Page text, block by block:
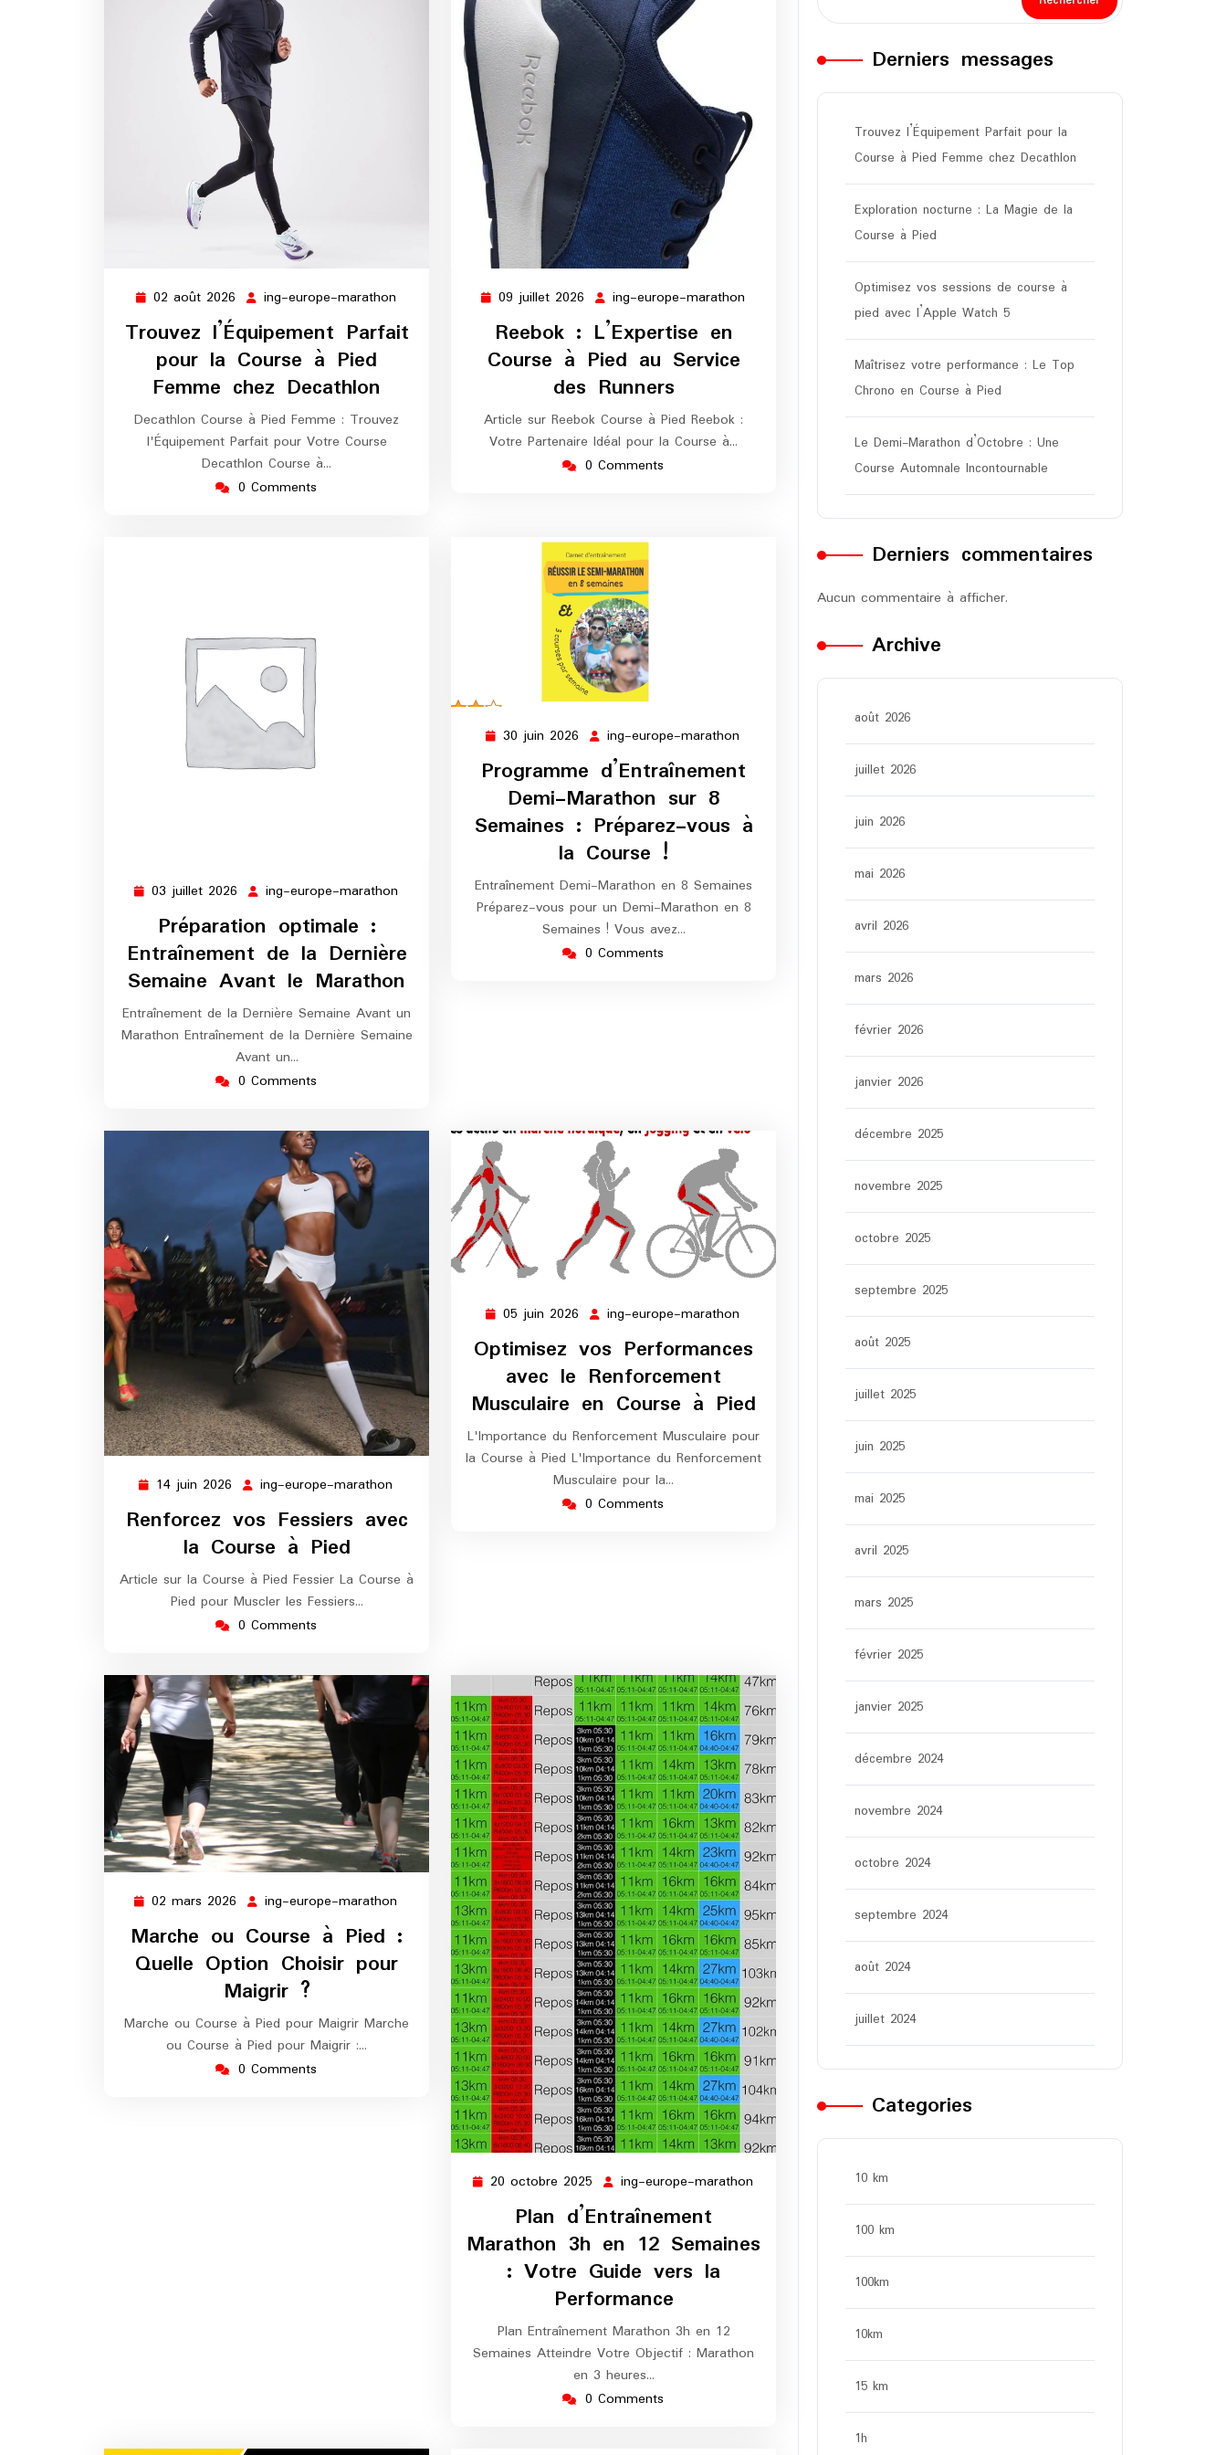
02 août 2026 02
août
2026
ing-europe-marathon
europe-
marathon
Trouvez l’Équipement Parfait
pour la Course à Pied
Femme chez Decathlon
Decathlon Course à Pied Femme : Trouvez
l'Équipement Parfait pour Votre Course
Decathlon Course à…
0 Comments
09 juillet 2026 09
juillet
2026
ing-europe-marathon
Reebok : L’Expertise en
Course à Pied au Service
des Runners
Article sur Reebok Course à Pied Reebok :
Votre Partenaire Idéal pour la Course à…
0 Comments
03 juillet 2026 03
juillet
2026
ing-europe-marathon
Préparation optimale :
Entraînement de la Dernière
Semaine Avant le Marathon
Entraînement de la Dernière Semaine Avant un
Marathon Entraînement de la Dernière Semaine
Avant un…
0 Comments
30 juin 2026 30
2026
ing-europe-marathon
europe-
marathon
Programme d’Entraînement
Demi-Marathon sur 8
Semaines : Préparez-vous à
la Course !
Entraînement Demi-Marathon en 8 Semaines
Préparez-vous pour un Demi-Marathon en 8
Semaines ! Vous avez…
0 Comments
14 juin 2026 14
2026
ing-europe-marathon
marathon
Renforcez vos Fessiers avec
la Course à Pied
Article sur la Course à Pied Fessier La Course à
Pied pour Muscler les Fessiers…
0 Comments
05 juin 2026 05
2026
ing-europe-marathon
marathon
Optimisez vos Performances
avec le Renforcement
Musculaire en Course à Pied
L'Importance du Renforcement Musculaire pour
la Course à Pied L'Importance du Renforcement
Musculaire pour la…
0 Comments
02 mars 2026 02
mars
2026
ing-europe-marathon
marathon
Marche ou Course à Pied :
Quelle Option Choisir pour
Maigrir ?
Marche ou Course à Pied pour Maigrir Marche
ou Course à Pied pour Maigrir :…
0 Comments
20 octobre 2025 20
octobre
2025
ing-europe-marathon
Plan d’Entraînement
Marathon 3h en 12 Semaines
: Votre Guide vers la
Performance
Plan Entraînement Marathon 3h en 12
Semaines Atteindre Votre Objectif : Marathon
en 3 heures…
0 Comments
Derniers messages
Trouvez l’Équipement Parfait pour la
Course à Pied Femme chez Decathlon
Exploration nocturne : La Magie de la
Course à Pied
Optimisez vos sessions de course à
pied avec l’Apple Watch 5
Maîtrisez votre performance : Le Top
Chrono en Course à Pied
Le Demi-Marathon d’Octobre : Une
Course Automnale Incontournable
Derniers commentaires
Aucun commentaire à afficher.
Archive
août 2026
juillet 2026
juin 2026
mai 2026
avril 2026
mars 2026
février 2026
janvier 2026
décembre 2025
novembre 2025
octobre 2025
septembre 2025
août 2025
juillet 2025
juin 2025
mai 2025
avril 2025
mars 2025
février 2025
janvier 2025
décembre 2024
novembre 2024
octobre 2024
septembre 2024
août 2024
juillet 2024
Categories
10 km
100 km
100km
10km
15 km
1h